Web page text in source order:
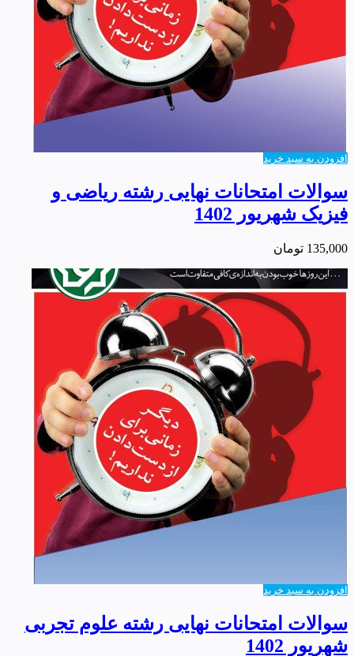
افزودن به سبد خرید
سوالات امتحانات نهایی رشته ریاضی و
فیزیک شهریور 1402
135,000 تومان
افزودن به سبد خرید
سوالات امتحانات نهایی رشته علوم تجربی
شهریور 1402